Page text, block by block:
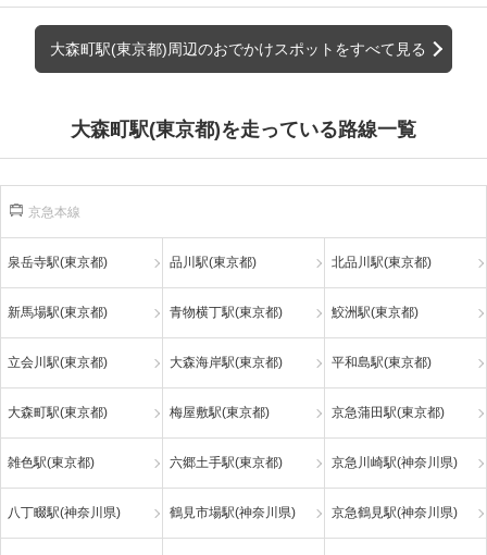
大森町駅(東京都)周辺のおでかけスポットをすべて見る
大森町駅(東京都)を走っている路線一覧
京急本線
泉岳寺駅(東京都) 品川駅(東京都) 北品川駅(東京都)
新馬場駅(東京都) 青物横丁駅(東京都) 鮫洲駅(東京都)
立会川駅(東京都) 大森海岸駅(東京都) 平和島駅(東京都)
大森町駅(東京都) 梅屋敷駅(東京都) 京急蒲田駅(東京都)
雑色駅(東京都) 六郷土手駅(東京都) 京急川崎駅(神奈川県)
八丁畷駅(神奈川県) 鶴見市場駅(神奈川県) 京急鶴見駅(神奈川県)